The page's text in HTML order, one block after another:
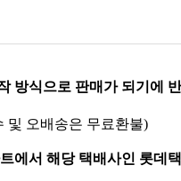
방식으로 판매가 되기에
및 오배송은 무료환불)
에서 해당 택배사인 롯데